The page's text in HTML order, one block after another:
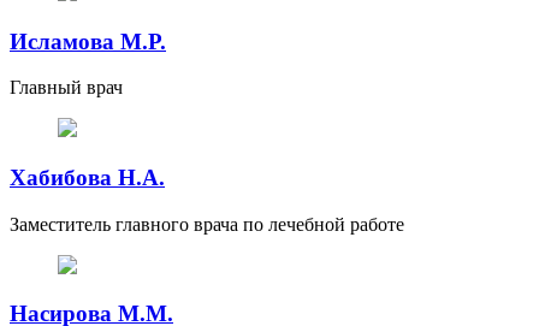
Исламова М.Р.
Главный врач
Хабибова Н.А.
Заместитель главного врача по лечебной работе
Насирова М.М.